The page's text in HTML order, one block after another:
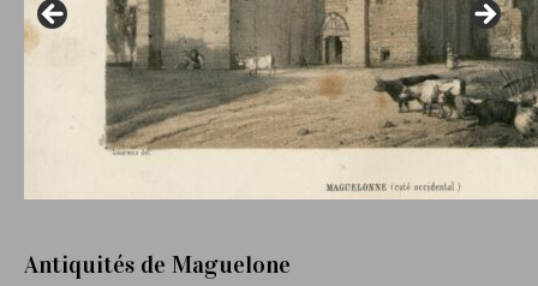
Antiquités de Maguelone